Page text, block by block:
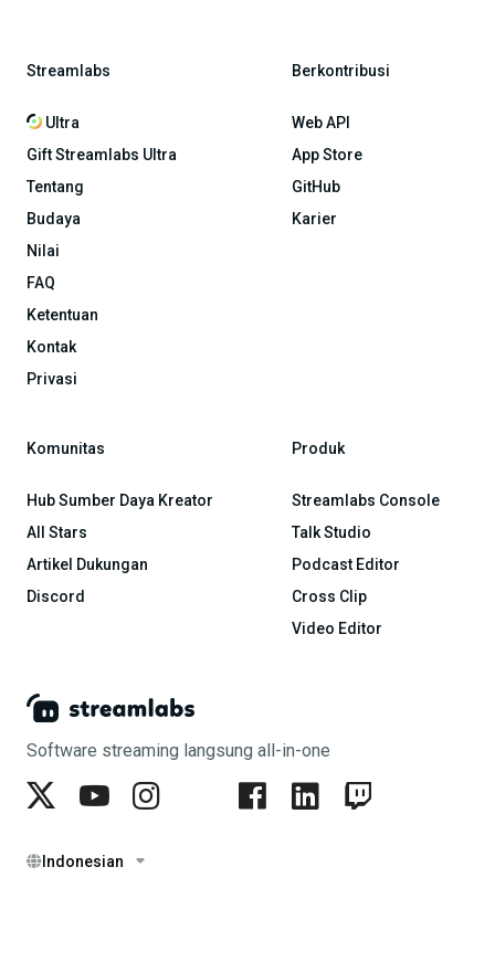
Software streaming langsung all-in-one
Indonesian
Streamlabs
Ultra
Gift Streamlabs Ultra
Tentang
Budaya
Nilai
FAQ
Ketentuan
Kontak
Privasi
Berkontribusi
Web API
App Store
GitHub
Karier
Komunitas
Hub Sumber Daya Kreator
All Stars
Artikel Dukungan
Discord
Produk
Streamlabs Console
Talk Studio
Podcast Editor
Cross Clip
Video Editor